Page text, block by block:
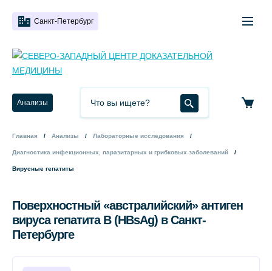
Санкт-Петербург
Анализы
Главная Анализы Лабораторные исследования
Диагностика инфекционных, паразитарных и грибковых заболеваний
Вирусные гепатиты
Поверхностный «австралийский» антиген
вируса гепатита B (HBsAg) в Санкт-
Петербурге